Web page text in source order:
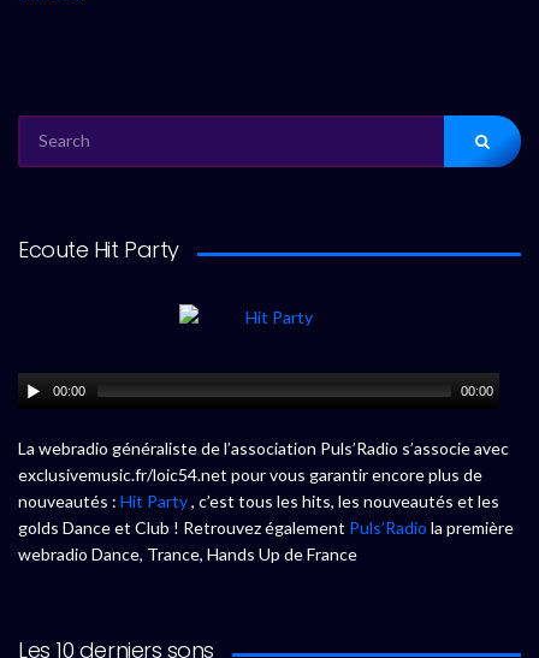
FOR:
Ecoute Hit Party
00:00 00:00
La webradio généraliste de l’association Puls’Radio s’associe avec
exclusivemusic.fr/loic54.net pour vous garantir encore plus de
nouveautés : Hit Party, c’est tous les hits, les nouveautés et les
golds Dance et Club ! Retrouvez également Puls’Radio la première
webradio Dance, Trance, Hands Up de France
Les 10 derniers sons